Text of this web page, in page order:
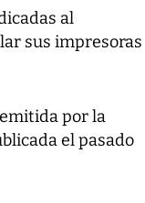
al
sus impresoras
por la
el pasado